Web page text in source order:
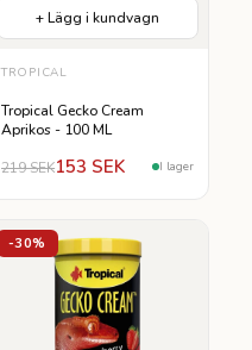
+ Lägg i kundvagn
TROPICAL
Tropical Gecko Cream
Aprikos - 100 ML
219 SEK153 SEK I lager
-30%